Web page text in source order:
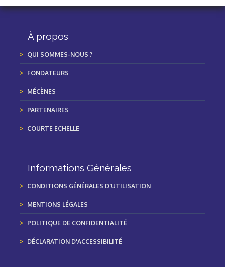
À propos
QUI SOMMES-NOUS ?
FONDATEURS
MÉCÈNES
PARTENAIRES
COURTE ECHELLE
Informations Générales
CONDITIONS GÉNÉRALES D'UTILISATION
MENTIONS LÉGALES
POLITIQUE DE CONFIDENTIALITÉ
DÉCLARATION D'ACCESSIBILITÉ